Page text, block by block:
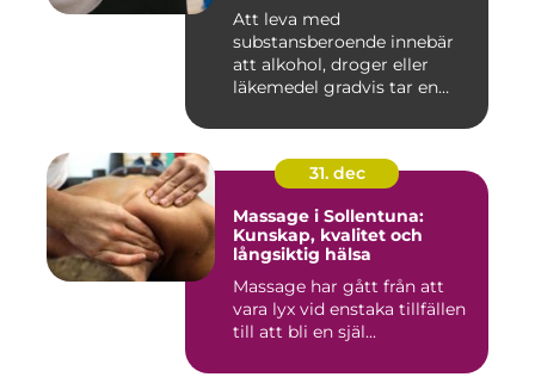
Att leva med
substansberoende innebär
att alkohol, droger eller
läkemedel gradvis tar en
31. dec
Massage i Sollentuna:
Kunskap, kvalitet och
långsiktig hälsa
Massage har gått från att
vara lyx vid enstaka tillfällen
till att bli en själ...